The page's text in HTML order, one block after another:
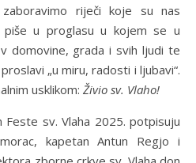
riječi koje su nas
piše u proglasu u kojem se u
domovine, grada i svih ljudi te
„u miru, radosti i ljubavi“.
usklikom: Živio sv. Vlaho!
sv. Vlaha 2025. potpisuju
kapetan Antun Regjo i